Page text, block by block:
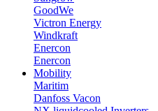
GoodWe
Victron Energy
Windkraft
Enercon
Enercon
Mobility
Maritim
Danfoss Vacon